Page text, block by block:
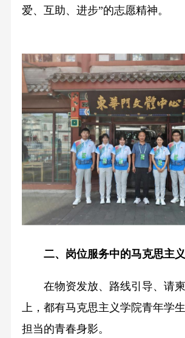
爱、互助、进步”的志愿精神。
二、岗位服务中的马克思主
在物资发放、路线引导、请柬
上，都有马克思主义学院青年学
担当的青春身影。